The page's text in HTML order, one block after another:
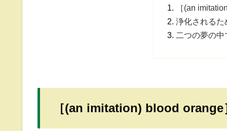
［(an
浄化されるた
二つの夢の中
［(an imitation) blood orange